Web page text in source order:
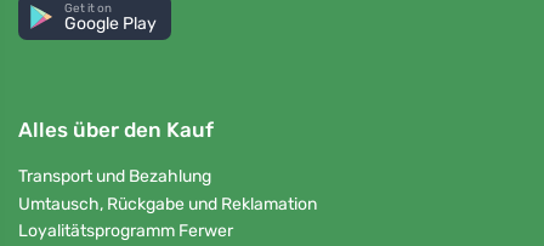
Get it on
Google Play
Alles über den Kauf
Transport und Bezahlung
Umtausch, Rückgabe und Reklamation
Loyalitätsprogramm Ferwer